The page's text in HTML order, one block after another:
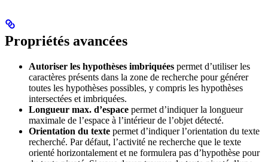
Propriétés avancées
Autoriser les hypothèses imbriquées permet d’utiliser les
caractères présents dans la zone de recherche pour générer
toutes les hypothèses possibles, y compris les hypothèses
intersectées et imbriquées.
Longueur max. d’espace permet d’indiquer la longueur
maximale de l’espace à l’intérieur de l’objet détecté.
Orientation du texte permet d’indiquer l’orientation du texte
recherché. Par défaut, l’activité ne recherche que le texte
orienté horizontalement et ne formulera pas d’hypothèse pour